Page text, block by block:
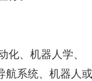
化、机器人学、
航系统、机器人或